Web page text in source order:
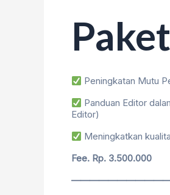
Peningkatan Mutu
Panduan Editor
Editor)
Meningkatkan
Fee. Rp. 3.500.000